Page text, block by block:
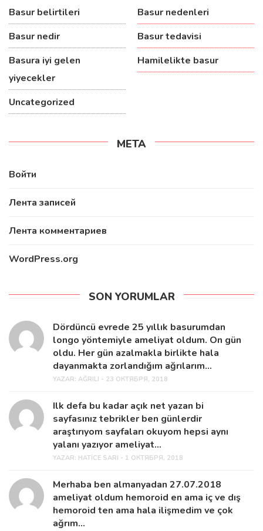
Basur belirtileri
Basur nedenleri
Basur nedir
Basur tedavisi
Basura iyi gelen
yiyecekler
Hamilelikte basur
Uncategorized
МЕТА
Войти
Лента записей
Лента комментариев
WordPress.org
SON YORUMLAR
Dördüncü evrede 25 yıllık basurumdan
longo yöntemiyle ameliyat oldum. On gün
oldu. Her gün azalmakla birlikte hala
dayanmakta zorlandığım ağrılarım...
YAZAR: AĞRILI - 23 ОКТЯБРЯ, 2018
Ilk defa bu kadar açık net yazan bi
sayfasınız tebrikler ben günlerdir
araştırıyom sayfaları okuyom hepsi aynı
yalanı yazıyor ameliyat...
YAZAR: HATICE SARI - 1 ОКТЯБРЯ, 2018
Merhaba ben almanyadan 27.07.2018
ameliyat oldum hemoroid en ama iç ve dış
hemoroid ten ama hala ilişmedim ve çok
ağrım...